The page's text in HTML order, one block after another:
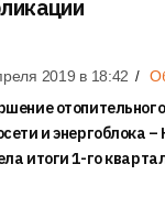
2019 в 18:42
и энергоблока
итоги 1-го